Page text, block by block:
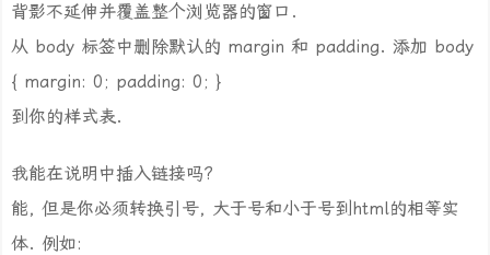
背影不延伸并覆盖整个浏览器的窗口.
从 body 标签中删除默认的 margin 和 padding. 添加 body
{ margin: 0; padding: 0; }
到你的样式表.
我能在说明中插入链接吗?
能, 但是你必须转换引号, 大于号和小于号到html的相等实
体. 例如: